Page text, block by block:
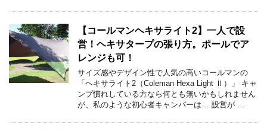
【コールマンヘキサライト2】一人で設
営！ヘキサタープの張り方。ポールでア
レンジも可！
サイズ感やデザイン性で人気の高いコールマンの
「ヘキサライト2（Coleman Hexa Light Ⅱ）」 キャ
ンプ慣れしている方なら何とも無いかもしれません
が、私のような初心者キャンパーは… 設営が …